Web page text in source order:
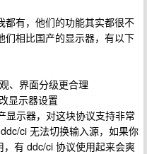
都有，他们的功能其实都很不
们相比国产的显示器，有以下
、界面分级更合理
显示器设置
显示器，对这块协议支持非常
ci 无法切换输入源，如果你
有 ddc/ci 协议使用起来会爽